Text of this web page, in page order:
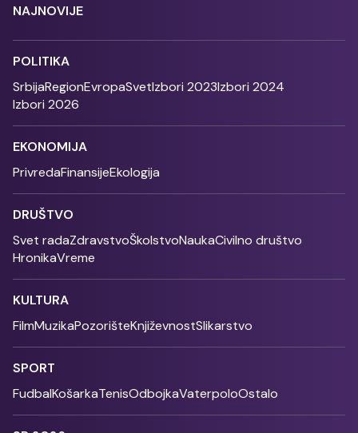
NAJNOVIJE
POLITIKA
SrbijaRegionEvropaSvetIzbori 2023Izbori 2024
Izbori 2026
EKONOMIJA
PrivredaFinansijeEkologija
DRUŠTVO
Svet radaZdravstvoŠkolstvoNaukaCivilno društvo
HronikaVreme
KULTURA
FilmMuzikaPozorišteKnjiževnostSlikarstvo
SPORT
FudbalKošarkaTenisOdbojkaVaterpoloOstalo